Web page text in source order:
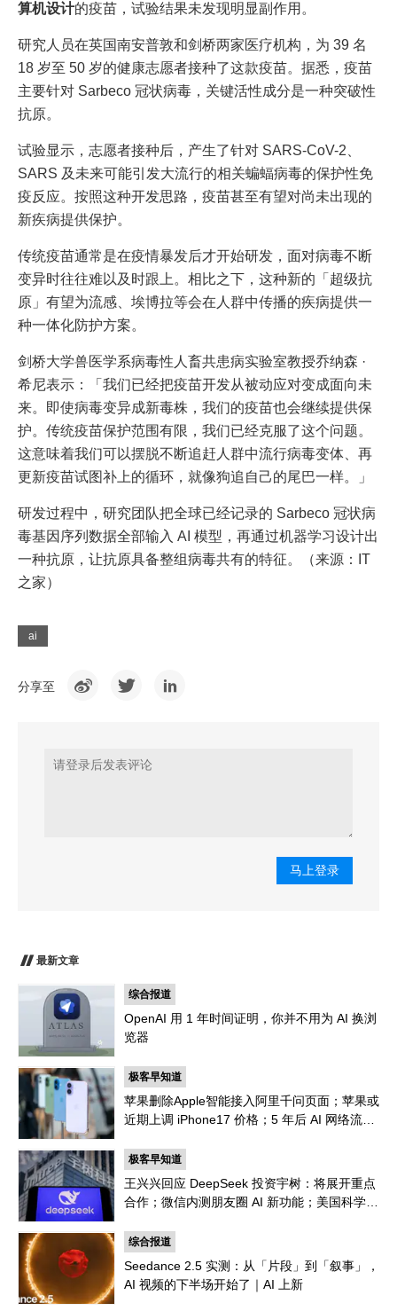
算机设计的疫苗，试验结果未发现明显副作用。
研究人员在英国南安普敦和剑桥两家医疗机构，为 39 名
18 岁至 50 岁的健康志愿者接种了这款疫苗。据悉，疫苗
主要针对 Sarbeco 冠状病毒，关键活性成分是一种突破性
抗原。
试验显示，志愿者接种后，产生了针对 SARS-CoV-2、
SARS 及未来可能引发大流行的相关蝙蝠病毒的保护性免
疫反应。按照这种开发思路，疫苗甚至有望对尚未出现的
新疾病提供保护。
传统疫苗通常是在疫情暴发后才开始研发，面对病毒不断
变异时往往难以及时跟上。相比之下，这种新的「超级抗
原」有望为流感、埃博拉等会在人群中传播的疾病提供一
种一体化防护方案。
剑桥大学兽医学系病毒性人畜共患病实验室教授乔纳森 ·
希尼表示：「我们已经把疫苗开发从被动应对变成面向未
来。即使病毒变异成新毒株，我们的疫苗也会继续提供保
护。传统疫苗保护范围有限，我们已经克服了这个问题。
这意味着我们可以摆脱不断追赶人群中流行病毒变体、再
更新疫苗试图补上的循环，就像狗追自己的尾巴一样。」
研发过程中，研究团队把全球已经记录的 Sarbeco 冠状病
毒基因序列数据全部输入 AI 模型，再通过机器学习设计出
一种抗原，让抗原具备整组病毒共有的特征。（来源：IT
之家）
ai
分享至
马上登录
最新文章
综合报道
OpenAI 用 1 年时间证明，你并不用为 AI 换浏
览器
极客早知道
苹果删除Apple智能接入阿里千问页面；苹果或
近期上调 iPhone17 价格；5 年后 AI 网络流量
极客早知道
王兴兴回应 DeepSeek 投资宇树：将展开重点
合作；微信内测朋友圈 AI 新功能；美国科学家
综合报道
Seedance 2.5 实测：从「片段」到「叙事」，
AI 视频的下半场开始了｜AI 上新